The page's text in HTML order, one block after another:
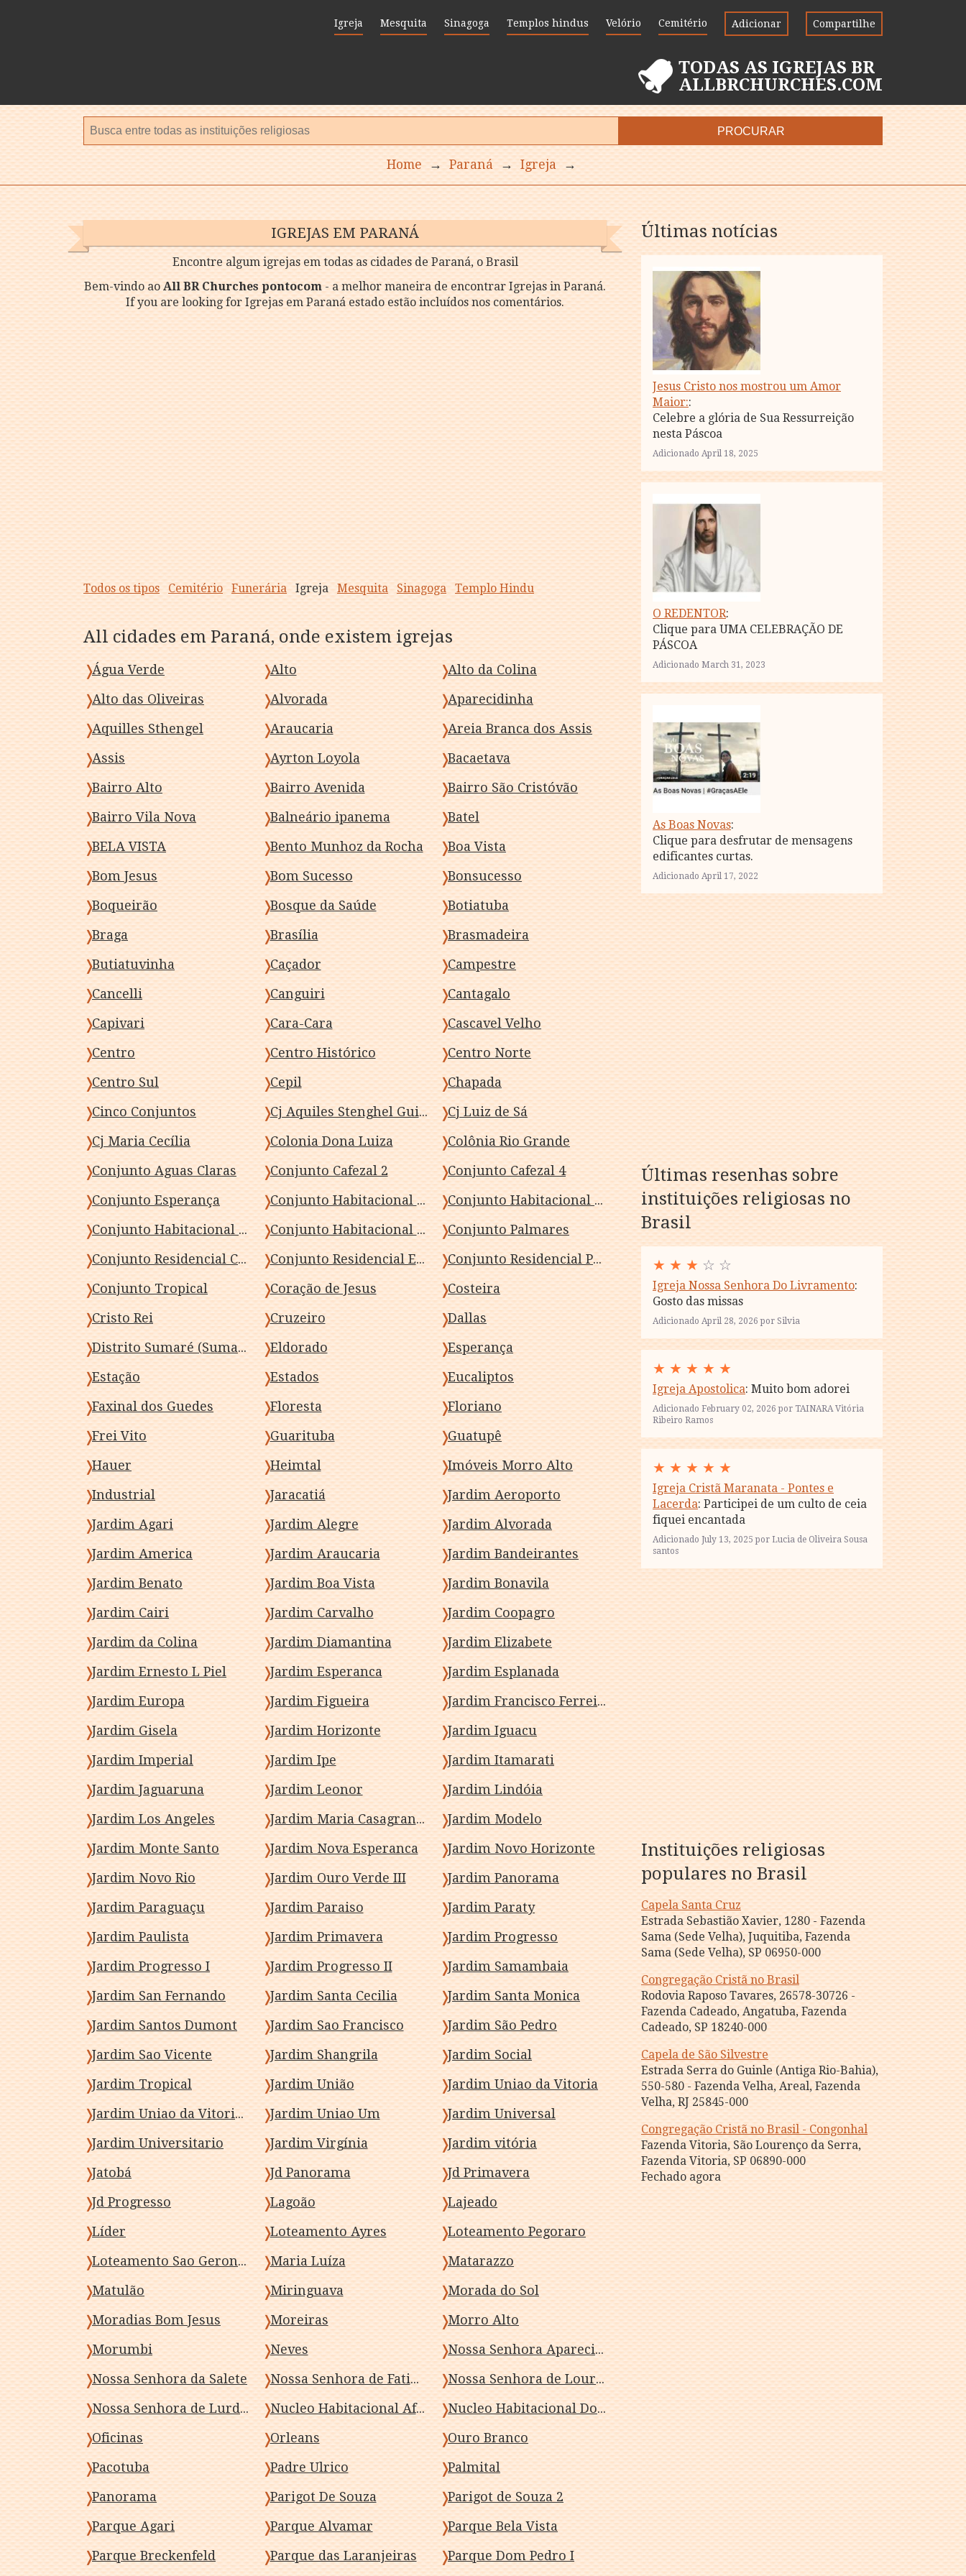
Igreja Mesquita Sinagoga Templos hindus Velório Cemitério Adicionar Compartilhe
TODAS AS IGREJAS BR
ALLBRCHURCHES.COM
PROCURAR
Home →Paraná →Igreja →
IGREJAS EM PARANÁ
Encontre algum igrejas em todas as cidades de Paraná, o Brasil
Bem-vindo aoAll BR Churches pontocom- a melhor maneira de encontrar Igrejas in Paraná.
If you are looking for Igrejas em Paraná estado estão incluídos nos comentários.
Todos os tipos Cemitério Funerária Igreja Mesquita Sinagoga Templo Hindu
All cidades em Paraná, onde existem igrejas
Água Verde Alto
Alto da Colina
Alto das Oliveiras
Alvorada
Aparecidinha
Aquilles Sthengel
Araucaria
Areia Branca dos Assis
Assis
Ayrton Loyola
Bacaetava
Bairro Alto
Bairro Avenida
Bairro São Cristóvão
Bairro Vila Nova
Balneário ipanema
Batel
BELA VISTA
Bento Munhoz da Rocha
Boa Vista
Bom Jesus
Bom Sucesso
Bonsucesso
Boqueirão
Bosque da Saúde
Botiatuba
Braga
Brasília
Brasmadeira
Butiatuvinha
Caçador
Campestre
Cancelli
Canguiri
Cantagalo
Capivari
Cara-Cara
Cascavel Velho
Centro
Centro Histórico
Centro Norte
Centro Sul
Cepil
Chapada
Cinco Conjuntos
Cj Aquiles Stenghel Guimarães
Cj Luiz de Sá
Cj Maria Cecília
Colonia Dona Luiza
Colônia Rio Grande
Conjunto Aguas Claras
Conjunto Cafezal 2
Conjunto Cafezal 4
Conjunto Esperança
Conjunto Habitacional Maria Cecilia Serrano de Oliveira
Conjunto Habitacional Marialva Dois
Conjunto Habitacional Milton Luiz Pereira
Conjunto Habitacional Requiao
Conjunto Palmares
Conjunto Residencial Cidade Alta
Conjunto Residencial Ernesto Trolezzi
Conjunto Residencial Prefeito Cominese
Conjunto Tropical
Coração de Jesus
Costeira
Cristo Rei
Cruzeiro
Dallas
Distrito Sumaré (Sumaré)
Eldorado
Esperança
Estação
Estados
Eucaliptos
Faxinal dos Guedes
Floresta
Floriano
Frei Vito
Guarituba
Guatupê
Hauer
Heimtal
Imóveis Morro Alto
Industrial
Jaracatiá
Jardim Aeroporto
Jardim Agari
Jardim Alegre
Jardim Alvorada
Jardim America
Jardim Araucaria
Jardim Bandeirantes
Jardim Benato
Jardim Boa Vista
Jardim Bonavila
Jardim Cairi
Jardim Carvalho
Jardim Coopagro
Jardim da Colina
Jardim Diamantina
Jardim Elizabete
Jardim Ernesto L Piel
Jardim Esperanca
Jardim Esplanada
Jardim Europa
Jardim Figueira
Jardim Francisco Ferreira Albuquerque
Jardim Gisela
Jardim Horizonte
Jardim Iguacu
Jardim Imperial
Jardim Ipe
Jardim Itamarati
Jardim Jaguaruna
Jardim Leonor
Jardim Lindóia
Jardim Los Angeles
Jardim Maria Casagrande Favoreto
Jardim Modelo
Jardim Monte Santo
Jardim Nova Esperanca
Jardim Novo Horizonte
Jardim Novo Rio
Jardim Ouro Verde III
Jardim Panorama
Jardim Paraguaçu
Jardim Paraiso
Jardim Paraty
Jardim Paulista
Jardim Primavera
Jardim Progresso
Jardim Progresso I
Jardim Progresso II
Jardim Samambaia
Jardim San Fernando
Jardim Santa Cecilia
Jardim Santa Monica
Jardim Santos Dumont
Jardim Sao Francisco
Jardim São Pedro
Jardim Sao Vicente
Jardim Shangrila
Jardim Social
Jardim Tropical
Jardim União
Jardim Uniao da Vitoria
Jardim Uniao da Vitoria II
Jardim Uniao Um
Jardim Universal
Jardim Universitario
Jardim Virgínia
Jardim vitória
Jatobá
Jd Panorama
Jd Primavera
Jd Progresso
Lagoão
Lajeado
Líder
Loteamento Ayres
Loteamento Pegoraro
Loteamento Sao Geronimo
Maria Luíza
Matarazzo
Matulão
Miringuava
Morada do Sol
Moradias Bom Jesus
Moreiras
Morro Alto
Morumbi
Neves
Nossa Senhora Aparecida
Nossa Senhora da Salete
Nossa Senhora de Fatima
Nossa Senhora de Lourdes
Nossa Senhora de Lurdes
Nucleo Habitacional Afonso Alves de Camargo
Nucleo Habitacional Dom Romeu Alberti
Oficinas
Orleans
Ouro Branco
Pacotuba
Padre Ulrico
Palmital
Panorama
Parigot De Souza
Parigot de Souza 2
Parque Agari
Parque Alvamar
Parque Bela Vista
Parque Breckenfeld
Parque das Laranjeiras Parque Dom Pedro I
Últimas notícias
Jesus Cristo nos mostrou um Amor
Maior::
Celebre a glória de Sua Ressurreição
nesta Páscoa
Adicionado April 18, 2025
O REDENTOR:
Clique para UMA CELEBRAÇÃO DE
PÁSCOA
Adicionado March 31, 2023
As Boas Novas:
Clique para desfrutar de mensagens
edificantes curtas.
Adicionado April 17, 2022
Últimas resenhas sobre
instituições religiosas no
Brasil
★ ★ ★ ☆ ☆
Igreja Nossa Senhora Do Livramento:
Gosto das missas
Adicionado April 28, 2026 por Silvia
★ ★ ★ ★ ★
Igreja Apostolica: Muito bom adorei
Adicionado February 02, 2026 por TAINARA Vitória
Ribeiro Ramos
★ ★ ★ ★ ★
Igreja Cristã Maranata - Pontes e
Lacerda: Participei de um culto de ceia
fiquei encantada
Adicionado July 13, 2025 por Lucia de Oliveira Sousa
santos
Instituições religiosas
populares no Brasil
Capela Santa Cruz
Estrada Sebastião Xavier, 1280 - Fazenda
Sama (Sede Velha), Juquitiba, Fazenda
Sama (Sede Velha), SP 06950-000
Congregação Cristã no Brasil
Rodovia Raposo Tavares, 26578-30726 -
Fazenda Cadeado, Angatuba, Fazenda
Cadeado, SP 18240-000
Capela de São Silvestre
Estrada Serra do Guinle (Antiga Rio-Bahia),
550-580 - Fazenda Velha, Areal, Fazenda
Velha, RJ 25845-000
Congregação Cristã no Brasil - Congonhal
Fazenda Vitoria, São Lourenço da Serra,
Fazenda Vitoria, SP 06890-000
Fechado agora